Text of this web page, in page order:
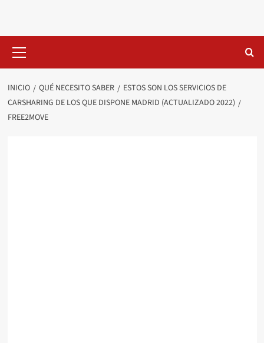
contenido
primario
INICIO QUÉ NECESITO SABER
ESTOS SON LOS SERVICIOS DE
CARSHARING DE LOS QUE DISPONE MADRID (ACTUALIZADO 2022)
FREE2MOVE